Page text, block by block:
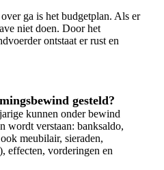
ga is het budgetplan. Als er
niet doen. Door het
ontstaat er rust en
gesteld?
kunnen onder bewind
wordt verstaan: banksaldo,
meubilair, sieraden,
effecten, vorderingen en